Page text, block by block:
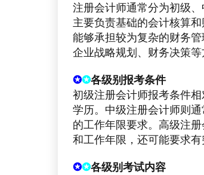
注册会计师通常分为初级
主要负责基础的会计核算
能够承担较为复杂的财务
企业战略规划、财务决策等
✪✪各级别报考条件
初级注册会计师报考条件
学历。中级注册会计师则
的工作年限要求。高级注
和工作年限，还可能要求有
✪✪各级别考试内容